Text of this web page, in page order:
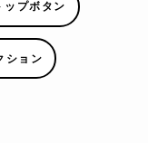
ップボタン
ション